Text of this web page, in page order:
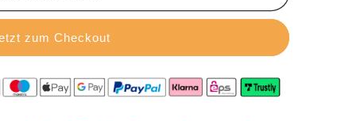
zum Checkout